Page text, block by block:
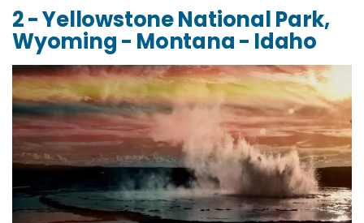
2 - Yellowstone National Park,
Wyoming - Montana - Idaho